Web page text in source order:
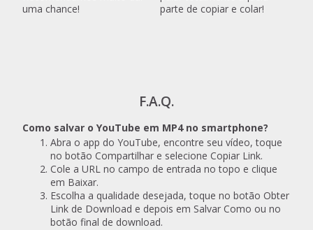
uma chance!
parte de copiar e colar!
F.A.Q.
Como salvar o YouTube em MP4 no smartphone?
Abra o app do YouTube, encontre seu vídeo, toque
no botão Compartilhar e selecione Copiar Link.
Cole a URL no campo de entrada no topo e clique
em Baixar.
Escolha a qualidade desejada, toque no botão Obter
Link de Download e depois em Salvar Como ou no
botão final de download.